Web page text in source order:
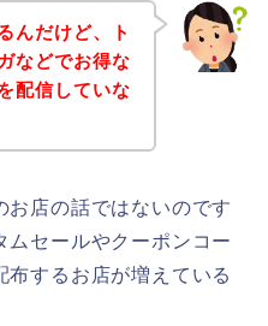
んだけど、ト
などでお得な
配信していな
お店の話ではないのです
ムセールやクーポンコー
布するお店が増えている